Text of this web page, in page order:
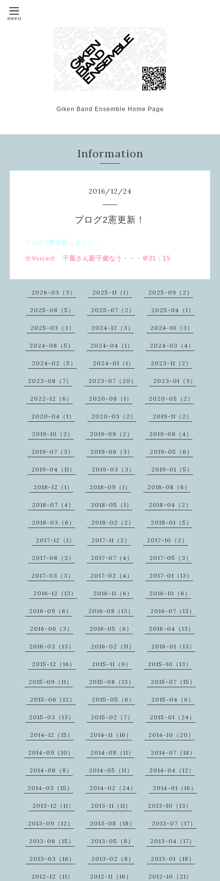
Giken Band Ensemble Home Page
Information
2016/12/24
ブログ2憲更新！
ブログ2憲更新しました。
☆Voice☆ 千葉さん新千歳なう・・・＠21：15
2026-03（3） 2025-11（1） 2025-09（2）
2025-08（5） 2025-07（2） 2025-04（1）
2025-03（3） 2024-12（3） 2024-10（3）
2024-08（5） 2024-04（1） 2024-03（4）
2024-02（5） 2024-01（1） 2023-11（2）
2023-08（7） 2023-07（20） 2023-01（3）
2022-12（6） 2020-08（1） 2020-05（2）
2020-04（1） 2020-03（2） 2019-11（2）
2019-10（2） 2019-09（2） 2019-08（4）
2019-07（3） 2019-06（3） 2019-05（6）
2019-04（11） 2019-03（3） 2019-01（5）
2018-12（1） 2018-09（1） 2018-08（6）
2018-07（4） 2018-05（1） 2018-04（2）
2018-03（6） 2018-02（2） 2018-01（5）
2017-12（1） 2017-11（2） 2017-10（2）
2017-08（3） 2017-07（4） 2017-05（3）
2017-03（3） 2017-02（4） 2017-01（13）
2016-12（13） 2016-11（6） 2016-10（6）
2016-09（6） 2016-08（13） 2016-07（13）
2016-06（3） 2016-05（6） 2016-04（13）
2016-03（13） 2016-02（11） 2016-01（13）
2015-12（16） 2015-11（9） 2015-10（13）
2015-09（11） 2015-08（13） 2015-07（15）
2015-06（12） 2015-05（6） 2015-04（6）
2015-03（13） 2015-02（7） 2015-01（24）
2014-12（15） 2014-11（16） 2014-10（20）
2014-09（10） 2014-08（11） 2014-07（18）
2014-06（8） 2014-05（11） 2014-04（12）
2014-03（15） 2014-02（24） 2014-01（16）
2013-12（11） 2013-11（11） 2013-10（13）
2013-09（12） 2013-08（18） 2013-07（17）
2013-06（15） 2013-05（8） 2013-04（17）
2013-03（16） 2013-02（8） 2013-01（18）
2012-12（11） 2012-11（16） 2012-10（21）